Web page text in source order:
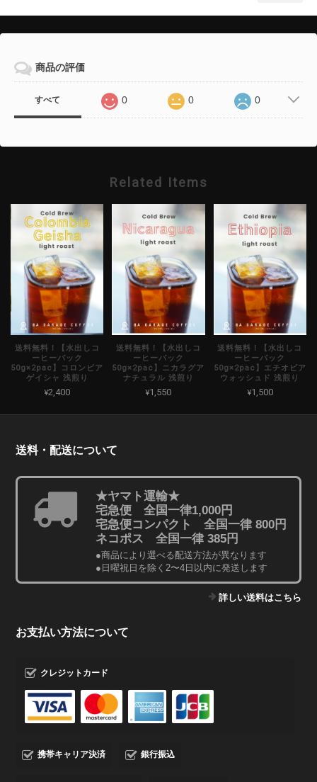
商品の評価
すべて 0 0 0
Related Items
送料無料！【水出しコ
ーヒーバック
50g×2pac】コロンビア
ゲイシャ 浅煎り
¥2,400
送料無料！【水出しコ
ーヒーバック
50g×2pac】ニカラグア
ナチュラル 浅煎り
¥1,550
送料無料！【水出しコ
ーヒーバック
50g×2pac】エチオピア
ウォッシュド 浅煎り
¥1,500
送料・配送について
★ヤマト運輸★
宅急便 全国一律1,000円
宅急便コンパクト 全国一律 800円
ネコポス 全国一律 385円
●商品により選べる配送方法が異なります
●日曜祝日を除く2〜4日以内に発送します
詳しい送料はこちら
お支払い方法について
クレジットカード
携帯キャリア決済 銀行振込